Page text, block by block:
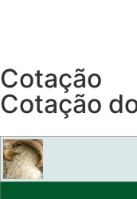
Cotação
Cotação